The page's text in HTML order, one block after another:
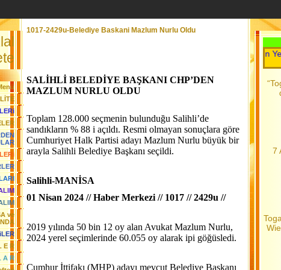
ve
E R
A R
1017-2429u-Belediye Baskani Mazlum Nurlu Oldu
SALİHLİ BELEDİYE BAŞKANI CHP’DEN
MAZLUM NURLU OLDU
Toplam 128.000 seçmenin bulunduğu Salihli’de
sandıkların % 88 i açıldı. Resmi olmayan sonuçlara göre
Cumhuriyet Halk Partisi adayı Mazlum Nurlu büyük bir
arayla Salihli Belediye Başkanı seçildi.
Salihli-MANİSA
01 Nisan 2024 // Haber Merkezi // 1017 // 2429u //
2019 yılında 50 bin 12 oy alan Avukat Mazlum Nurlu,
2024 yerel seçimlerinde 60.055 oy alarak ipi göğüsledi.
Cumhur İttifakı (MHP) adayı mevcut Belediye Başkanı
Her Gün Yeni
7